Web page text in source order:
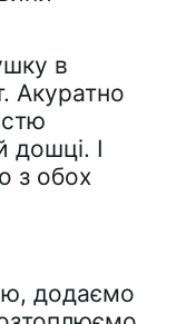
в
Акуратно
дошці. І
з обох
додаємо